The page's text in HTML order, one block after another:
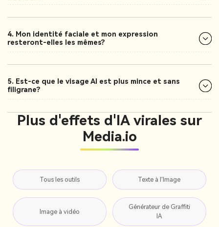
4. Mon identité faciale et mon expression
resteront-elles les mêmes?
5. Est-ce que le visage AI est plus mince et sans
filigrane?
Plus d'effets d'IA virales sur
Media.io
Tous les outils Texte à l'Image
Image à vidéo
Générateur de Graffiti
IA